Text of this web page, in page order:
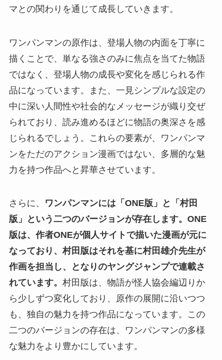
マとの関わりを通じて成長していきます。
ワンパンマンの原作は、登場人物の内面を丁寧に
描くことで、単なる強さのみに焦点を当てた物語
ではなく、登場人物の成長や変化を感じられる作
品になっています。また、一見シンプルな設定の
中に深い人間性や社会的なメッセージが織り交ぜ
られており、読み進めるほどに物語の奥深さを感
じられるでしょう。これらの要素が、ワンパンマ
ンをただのアクション漫画ではない、多層的な魅
力を持つ作品へと昇華させています。
さらに、
ワンパンマンには「ONE版」と「村田
版」という二つのバージョンが存在します。ONE
版は、作者ONEが個人サイトで描いた漫画が元に
なっており、村田版はそれを基に村田雄介先生が
作画を担当し、となりのヤングジャンプで連載さ
れています。 村田版は、物語が怪人協会編辺りか
ら少しずつ変化しており、原作の展開に沿いつつ
も、独自の魅力を持つ作品になっています。この
二つのバージョンの存在は、ワンパンマンの多様
な魅力をより豊かにしています。